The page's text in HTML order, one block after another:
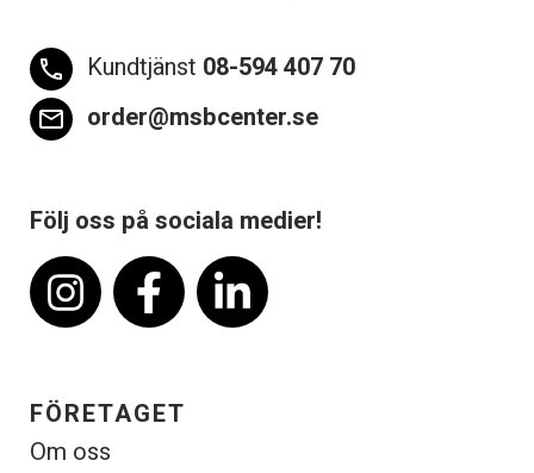
phone Kundtjänst 08-594 407 70
email order@msbcenter.se
Följ oss på sociala medier!
FÖRETAGET
Om oss